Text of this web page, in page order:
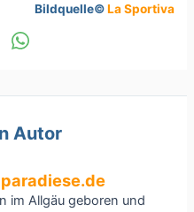
Bildquelle©La Sportiva
Autor
im Allgäu geboren und